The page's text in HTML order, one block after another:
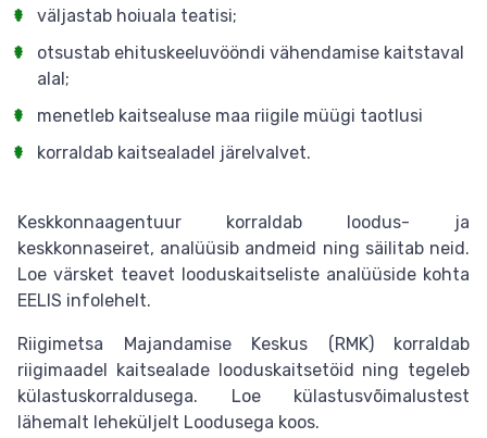
väljastab hoiuala teatisi;
otsustab ehituskeeluvööndi vähendamise kaitstaval
alal;
menetleb kaitsealuse maa riigile müügi taotlusi
korraldab kaitsealadel järelvalvet.
Keskkonnaagentuur korraldab loodus- ja
keskkonnaseiret, analüüsib andmeid ning säilitab neid.
Loe värsket teavet looduskaitseliste analüüside kohta
EELIS infolehelt.
Riigimetsa Majandamise Keskus (RMK) korraldab
riigimaadel kaitsealade looduskaitsetöid ning tegeleb
külastuskorraldusega. Loe külastusvõimalustest
lähemalt leheküljelt Loodusega koos.